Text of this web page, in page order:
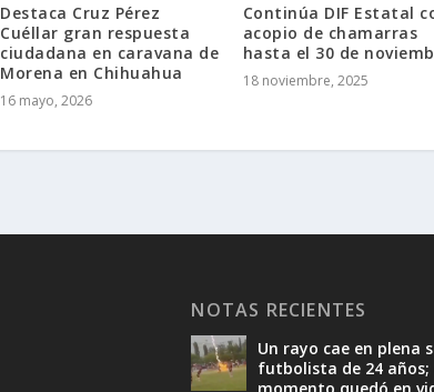
Destaca Cruz Pérez
Cuéllar gran respuesta
ciudadana en caravana de
Morena en Chihuahua
16 mayo, 2026
Continúa DIF Estatal
acopio de chamarras
hasta el 30 de
18 noviembre, 2025
NOTAS RECIENTES
Un rayo cae en plena
futbolista de 24